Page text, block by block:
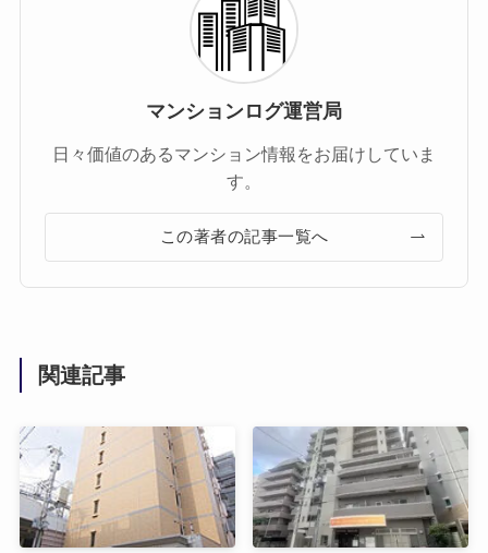
マンションログ運営局
日々価値のあるマンション情報をお届けしていま
す。
この著者の記事一覧へ
関連記事